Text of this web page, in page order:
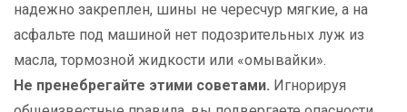
надежно закреплен, шины не чересчур мягкие, а на
асфальте под машиной нет подозрительных луж из
масла, тормозной жидкости или «омывайки».
Не пренебрегайте этими советами. Игнорируя